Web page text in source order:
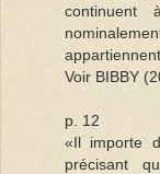
continuent
Voir BIBBY
p. 12
«Il importe
précisant